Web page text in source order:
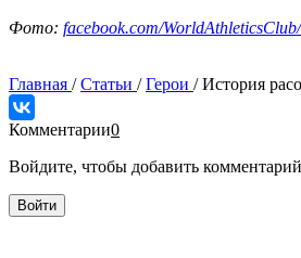
Фото: facebook.com/WorldAthleticsClub/
Главная /Статьи /Герои /История
Комментарии0
Войдите, чтобы добавить комментарий
Войти